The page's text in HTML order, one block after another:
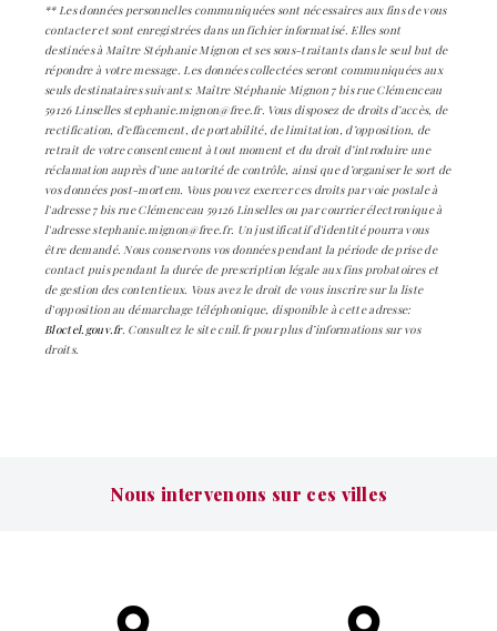
** Les données personnelles communiquées sont nécessaires aux fins de vous
contacter et sont enregistrées dans un fichier informatisé. Elles sont
destinées à Maître Stéphanie Mignon et ses sous-traitants dans le seul but de
répondre à votre message. Les données collectées seront communiquées aux
seuls destinataires suivants: Maître Stéphanie Mignon 7 bis rue Clémenceau
59126 Linselles stephanie.mignon@free.fr. Vous disposez de droits d’accès, de
rectification, d’effacement, de portabilité, de limitation, d’opposition, de
retrait de votre consentement à tout moment et du droit d’introduire une
réclamation auprès d’une autorité de contrôle, ainsi que d’organiser le sort de
vos données post-mortem. Vous pouvez exercer ces droits par voie postale à
l'adresse 7 bis rue Clémenceau 59126 Linselles ou par courrier électronique à
l'adresse stephanie.mignon@free.fr. Un justificatif d'identité pourra vous
être demandé. Nous conservons vos données pendant la période de prise de
contact puis pendant la durée de prescription légale aux fins probatoires et
de gestion des contentieux. Vous avez le droit de vous inscrire sur la liste
d'opposition au démarchage téléphonique, disponible à cette adresse:
Bloctel.gouv.fr. Consultez le site cnil.fr pour plus d’informations sur vos
droits.
Nous intervenons sur ces villes